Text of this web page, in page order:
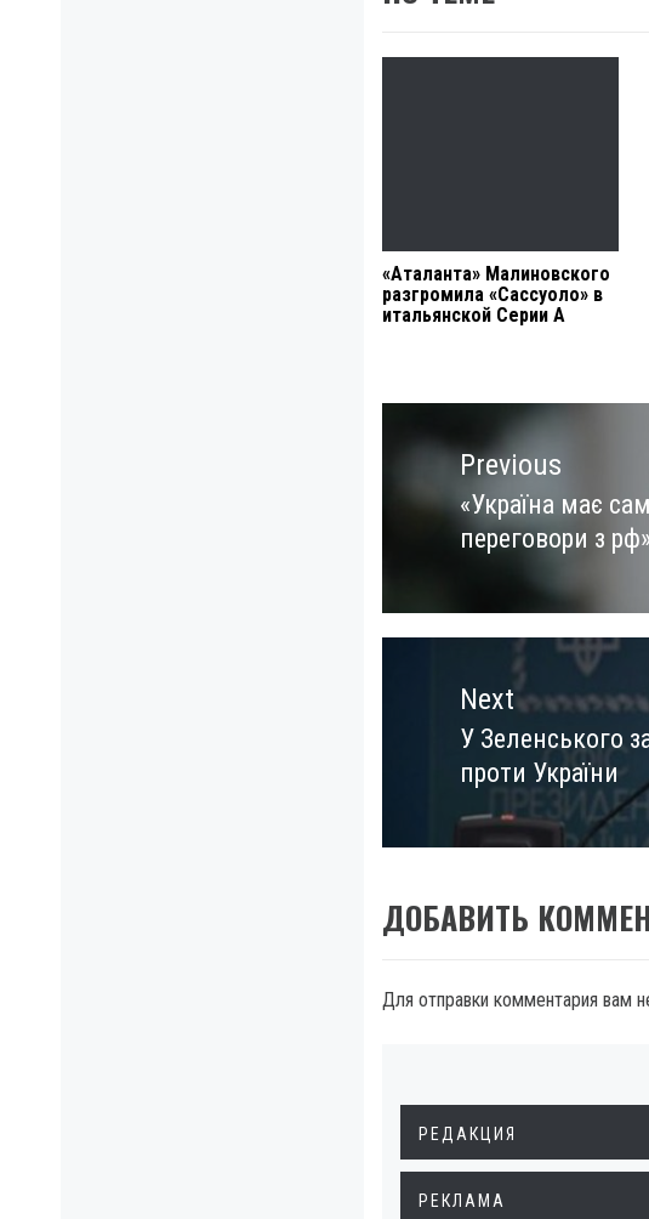
«Аталанта» Малиновского
разгромила «Сассуоло» в
итальянской Серии А
Навигация
по
записямPrevious
Previous
post:
«Україна має
переговори з
Next
Next
post:
У Зеленського
проти України
ДОБАВИТЬ
Для отправки комментария вам
РЕДАКЦИЯ
РЕКЛАМА